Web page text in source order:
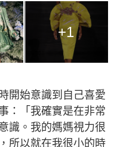
+1
開始意識到自己喜愛
：「我確實是在非常
識。我的媽媽視力很
所以就在我很小的時